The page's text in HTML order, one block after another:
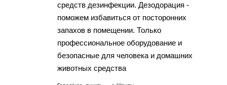
средств дезинфекции. Дезодорация -
поможем избавиться от посторонних
запахов в помещении. Только
профессиональное оборудование и
безопасные для человека и домашних
животных средства